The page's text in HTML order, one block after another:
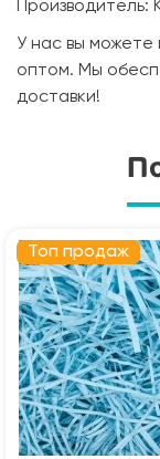
Производитель:
У нас вы можете
оптом. Мы
доставки!
Топ продаж